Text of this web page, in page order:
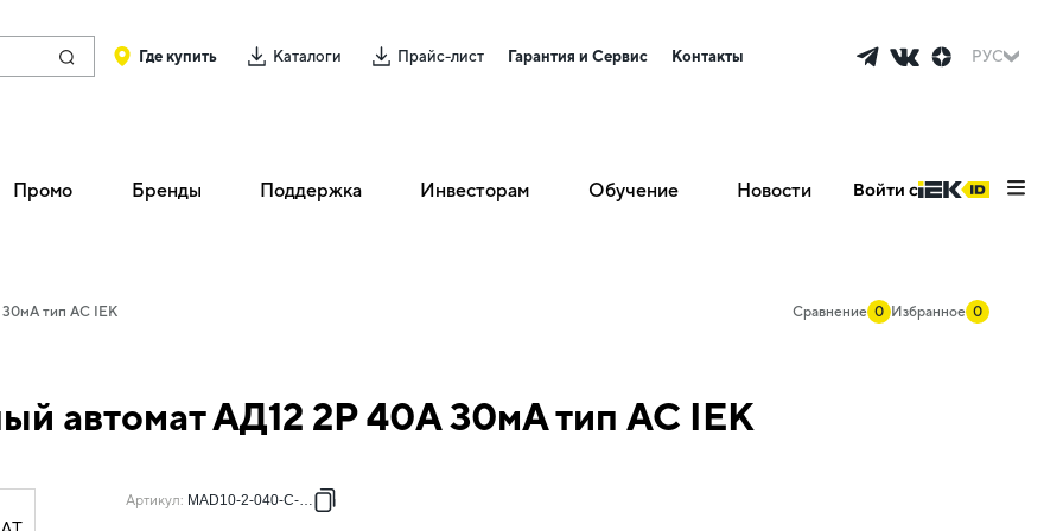
Где купить Каталоги Прайс-лист Гарантия и Сервис Контакты РУС
Промо Бренды Поддержка Инвесторам Обучение Новости Войти с
тип AC IEK Сравнение 0 Избранное 0
автомат АД12 2P 40А 30мА тип AC IEK
Артикул: MAD10-2-040-C-030